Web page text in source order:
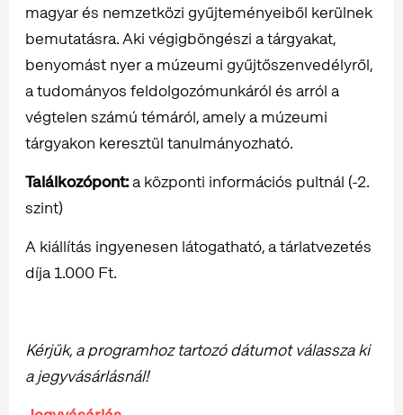
magyar és nemzetközi gyűjteményeiből kerülnek
bemutatásra. Aki végigböngészi a tárgyakat,
benyomást nyer a múzeumi gyűjtőszenvedélyről,
a tudományos feldolgozómunkáról és arról a
végtelen számú témáról, amely a múzeumi
tárgyakon keresztül tanulmányozható.
Találkozópont:a központi információs pultnál (-2.
szint)
A kiállítás ingyenesen látogatható, a tárlatvezetés
díja 1.000 Ft.
Kérjük, a programhoz tartozó dátumot válassza ki
a jegyvásárlásnál!